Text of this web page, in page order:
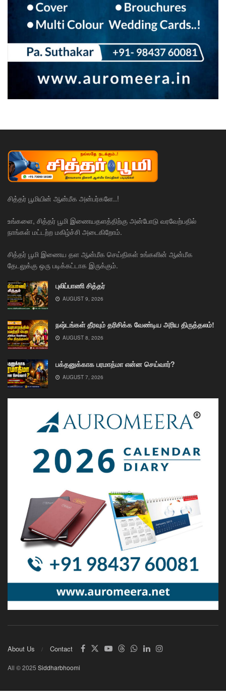
சித்தர் பூமியின் ஆன்மீக அன்பர்களே..!
உங்களை, சித்தர் பூமி இணையதளத்திற்கு அன்போடு வரவேற்பதில்
நாங்கள் மட்டற்ற மகிழ்ச்சி அடைகிறோம்.
சித்தர் பூமி இணைய தள ஆன்மீக செய்திகள் உங்களின் ஆன்மீக
தேடலுக்கு ஒரு படிக்கட்டாக இருக்கும்.
புலிப்பாணி சித்தர்
AUGUST 9, 2026
நஷ்டங்கள் தீரவும் தரிசிக்க வேண்டிய அரிய திருத்தலம்!
AUGUST 8, 2026
பக்தனுக்காக பரமாத்மா என்ன செய்வார்?
AUGUST 7, 2026
About Us Contact
All © 2025 Siddharbhoomi